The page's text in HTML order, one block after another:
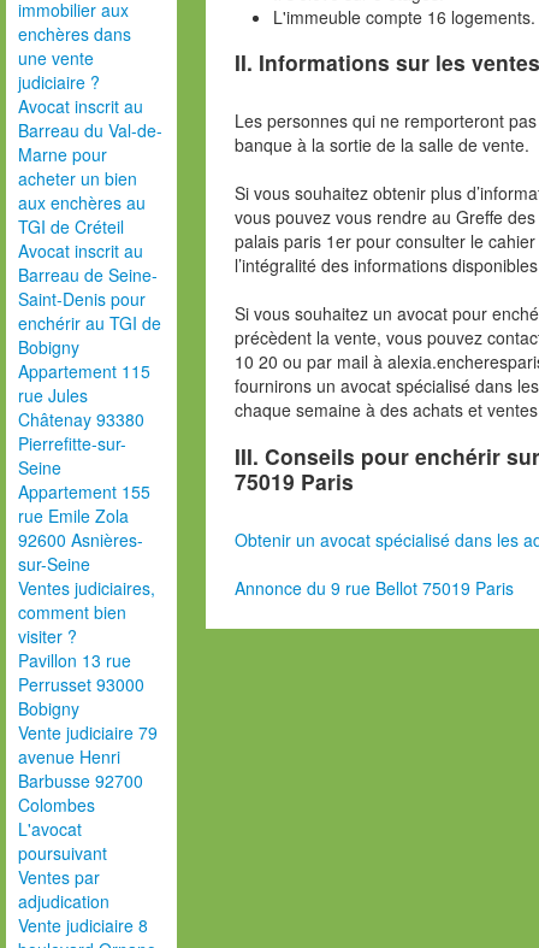
immobilier aux
enchères dans
une vente
judiciaire ?
Avocat inscrit au
Barreau du Val-de-
Marne pour
acheter un bien
aux enchères au
TGI de Créteil
Avocat inscrit au
Barreau de Seine-
Saint-Denis pour
enchérir au TGI de
Bobigny
Appartement 115
rue Jules
Châtenay 93380
Pierrefitte-sur-
Seine
Appartement 155
rue Emile Zola
92600 Asnières-
sur-Seine
Ventes judiciaires,
comment bien
visiter ?
Pavillon 13 rue
Perrusset 93000
Bobigny
Vente judiciaire 79
avenue Henri
Barbusse 92700
Colombes
L'avocat
poursuivant
Ventes par
adjudication
Vente judiciaire 8
L'immeuble compte 16 logements.
II. Informations sur les
Les personnes qui ne remporteront
banque à la sortie de la salle de vente.
Si vous souhaitez obtenir plus
vous pouvez vous rendre au Greffe
palais paris 1er pour consulter le
l’intégralité des informations
Si vous souhaitez un avocat pour
précèdent la vente, vous pouvez
10 20 ou par mail à
fournirons un avocat spécialisé dans
chaque semaine à des achats et
III. Conseils pour enchérir
75019 Paris
Obtenir un avocat spécialisé dans les
Annonce du 9 rue Bellot 75019 Paris